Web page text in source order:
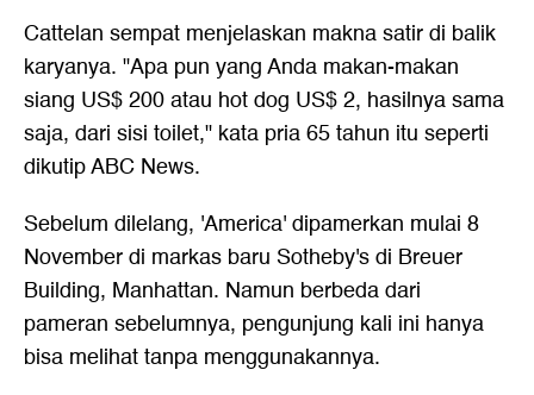
Cattelan sempat menjelaskan makna satir di balik
karyanya. "Apa pun yang Anda makan-makan
siang US$ 200 atau hot dog US$ 2, hasilnya sama
saja, dari sisi toilet," kata pria 65 tahun itu seperti
dikutip ABC News.
Sebelum dilelang, 'America' dipamerkan mulai 8
November di markas baru Sotheby's di Breuer
Building, Manhattan. Namun berbeda dari
pameran sebelumnya, pengunjung kali ini hanya
bisa melihat tanpa menggunakannya.